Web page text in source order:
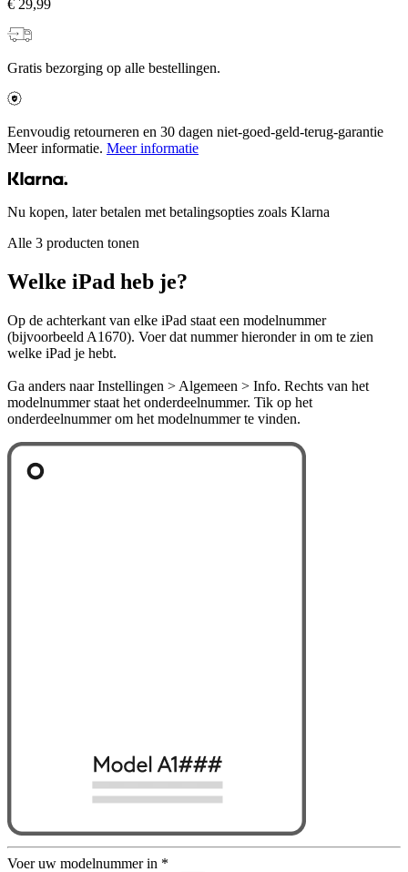
€ 29,99
Gratis bezorging op alle bestellingen.
Eenvoudig retourneren en 30 dagen niet-goed-geld-terug-garantie
Meer informatie. Meer informatie
Nu kopen, later betalen met betalingsopties zoals Klarna
Alle 3 producten tonen
Welke iPad heb je?
Op de achterkant van elke iPad staat een modelnummer
(bijvoorbeeld A1670). Voer dat nummer hieronder in om te zien
welke iPad je hebt.
Ga anders naar Instellingen > Algemeen > Info. Rechts van het
modelnummer staat het onderdeelnummer. Tik op het
onderdeelnummer om het modelnummer te vinden.
Voer uw modelnummer in *